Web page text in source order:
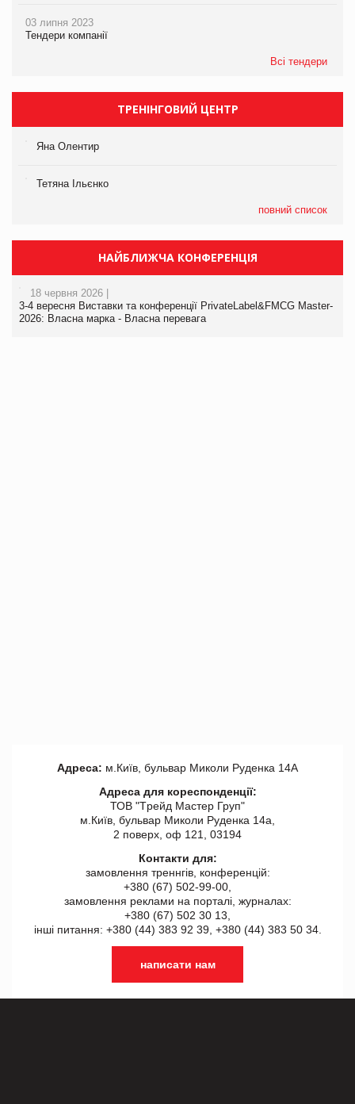
03 липня 2023
Тендери компанії
Всі тендери
ТРЕНІНГОВИЙ ЦЕНТР
Яна Олентир
Тетяна Ільєнко
повний список
НАЙБЛИЖЧА КОНФЕРЕНЦІЯ
18 червня 2026 |
3-4 вересня Виставки та конференції PrivateLabel&FMCG Master-
2026: Власна марка - Власна перевага
Адреса: м.Київ, бульвар Миколи Руденка 14А
Адреса для кореспонденції:
ТОВ "Tрейд Мастер Груп"
м.Київ, бульвар Миколи Руденка 14а,
2 поверх, оф 121, 03194
Контакти для:
замовлення треннгів, конференцій:
+380 (67) 502-99-00,
замовлення реклами на порталі, журналах:
+380 (67) 502 30 13,
інші питання: +380 (44) 383 92 39, +380 (44) 383 50 34.
написати нам